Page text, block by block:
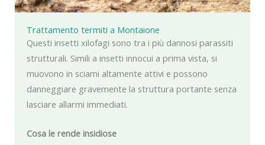
Trattamento termiti a Montaione
Questi insetti xilofagi sono tra i più dannosi parassiti
strutturali. Simili a insetti innocui a prima vista, si
muovono in sciami altamente attivi e possono
danneggiare gravemente la struttura portante senza
lasciare allarmi immediati.
Cosa le rende insidiose